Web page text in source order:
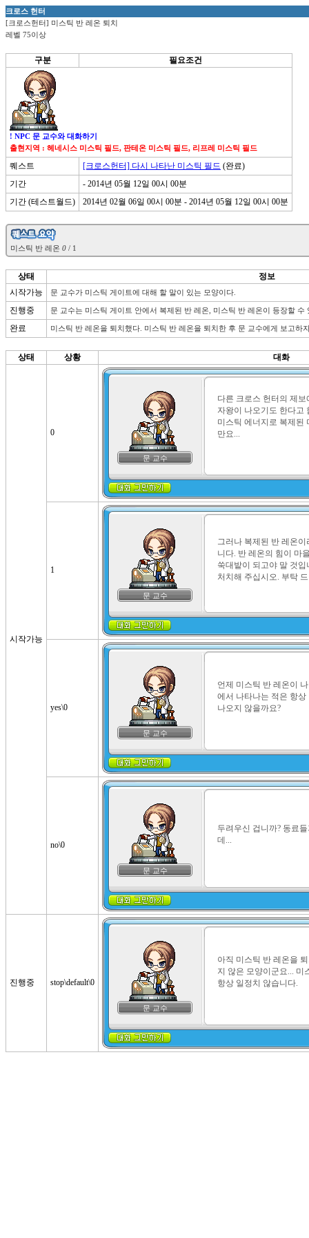
크로스 헌터
[크로스헌터] 미스틱 반 레온 퇴치
레벨 75이상
구분 필요조건
! NPC 문 교수와 대화하기
출현지역 : 헤네시스 미스틱 필드, 판테온 미스틱 필드, 리프레 미스틱 필드
퀘스트 [크로스헌터] 다시 나타난 미스틱 필드 (완료)
기간
- 2014년 05월 12일 00시 00분
기간 (테스트월드)
2014년 02월 06일 00시 00분 - 2014년 05월 12일 00시 00분
미스틱 반 레온 0
상태
정보
시작가능
문 교수가 미스틱 게이트에 대해 할 말이 있는 모양이다.
진행중 문 교수는 미스틱 게이트 안에서 복제된 반 레온, 미스틱 반 레온이 등장할
완료 미스틱 반 레온을 퇴치했다. 미스틱 반 레온을 퇴치한 후 문 교수에게 보고하
상태 상황 대화
시작가능
0
문 교수
다른 크로스 헌터의 제
자왕이 나오기도 한다고
미스틱 에너지로 복제된
만요...
1
문 교수
그러나 복제된 반 레온
니다. 반 레온의 힘이 마
쑥대밭이 되고야 말 것
처치해 주십시오. 부탁
yes\0
문 교수
언제 미스틱 반 레온이
에서 나타나는 적은 항
나오지 않을까요?
no\0
문 교수
두려우신 겁니까? 동료
데...
진행중 stop\default\0
문 교수
아직 미스틱 반 레온을
지 않은 모양이군요... 미
항상 일정치 않습니다.